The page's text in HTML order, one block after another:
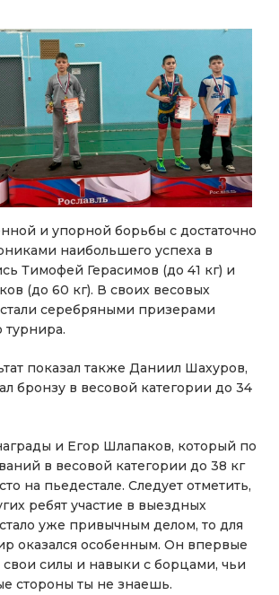
и упорной борьбы с достаточно
наибольшего успеха в
Тимофей Герасимов (до 41 кг) и
(до 60 кг). В своих весовых
серебряными призерами
турнира.
показал также Даниил Шахуров,
бронзу в весовой категории до 34
и Егор Шлапаков, который по
в весовой категории до 38 кг
на пьедестале. Следует отметить,
ребят участие в выездных
уже привычным делом, то для
оказался особенным. Он впервые
силы и навыки с борцами, чьи
стороны ты не знаешь.